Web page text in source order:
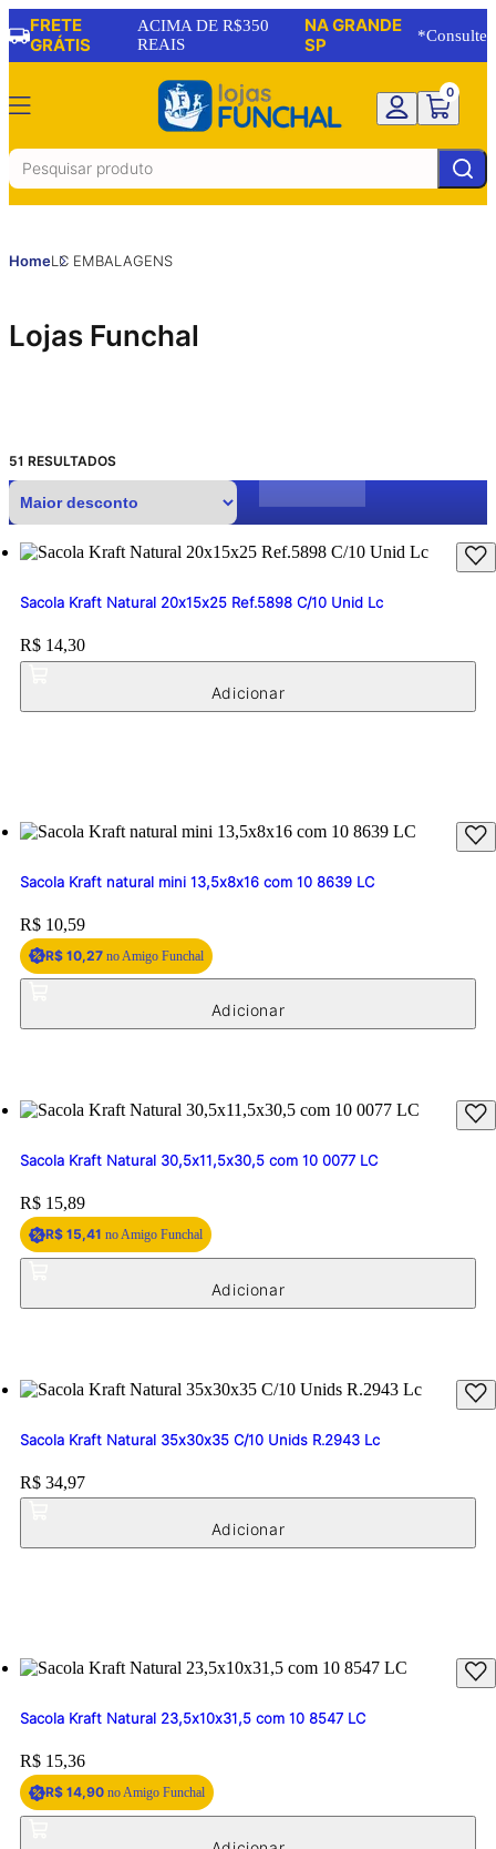
FRETE
GRÁTIS
ACIMA DE R$350
REAIS
NA GRANDE
SP
*Consulte
0
HomeLC EMBALAGENS
Lojas Funchal
51 RESULTADOS
Sacola Kraft Natural 20x15x25 Ref.5898 C/10 Unid Lc
Price:
R$ 14,30
Sacola Kraft natural mini 13,5x8x16 com 10 8639 LC
Price:
R$ 10,59
R$ 10,27 no Amigo Funchal
Sacola Kraft Natural 30,5x11,5x30,5 com 10 0077 LC
Price:
R$ 15,89
R$ 15,41 no Amigo Funchal
Sacola Kraft Natural 35x30x35 C/10 Unids R.2943 Lc
Price:
R$ 34,97
Sacola Kraft Natural 23,5x10x31,5 com 10 8547 LC
Price:
R$ 15,36
R$ 14,90 no Amigo Funchal